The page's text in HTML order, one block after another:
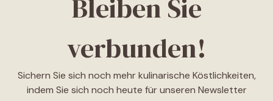
Bleiben Sie
verbunden!
Sichern Sie sich noch mehr kulinarische Köstlichkeiten,
indem Sie sich noch heute für unseren Newsletter